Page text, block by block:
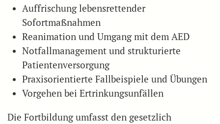
Auffrischung lebensrettender
Sofortmaßnahmen
Reanimation und Umgang mit dem AED
Notfallmanagement und strukturierte
Patientenversorgung
Praxisorientierte Fallbeispiele und Übungen
Vorgehen bei Ertrinkungsunfällen
Die Fortbildung umfasst den gesetzlich